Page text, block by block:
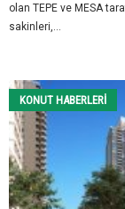
olan TEPE ve MESA
sakinleri,...
KONUT HABERLERI